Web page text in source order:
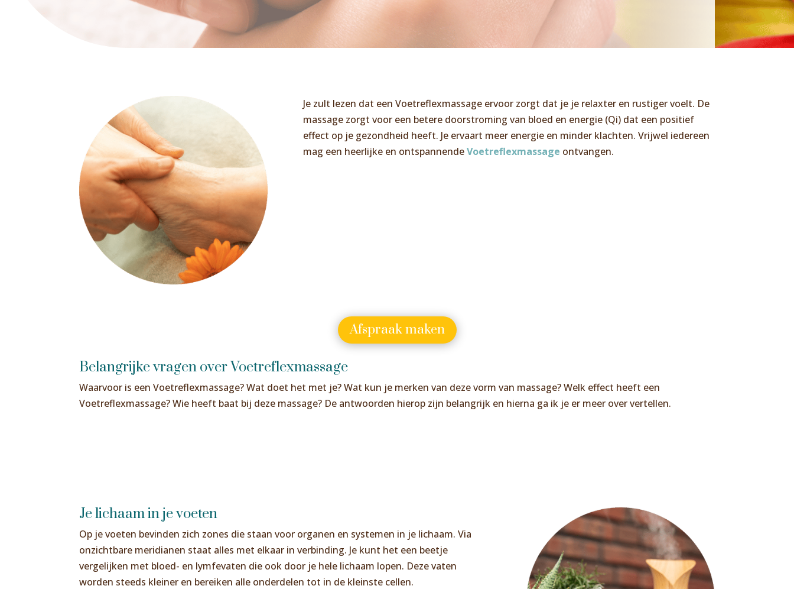
Je zult lezen dat een Voetreflexmassage ervoor zorgt dat je je relaxter en rustiger voelt. De
massage zorgt voor een betere doorstroming van bloed en energie (Qi) dat een positief
effect op je gezondheid heeft. Je ervaart meer energie en minder klachten. Vrijwel iedereen
mag een heerlijke en ontspannendeVoetreflexmassage ontvangen.
Afspraak maken
Belangrijke vragen over Voetreflexmassage
Waarvoor is een Voetreflexmassage? Wat doet het met je? Wat kun je merken van deze vorm van massage? Welk effect heeft een
Voetreflexmassage? Wie heeft baat bij deze massage? De antwoorden hierop zijn belangrijk en hierna ga ik je er meer over vertellen.
Je lichaam in je voeten
Op je voeten bevinden zich zones die staan voor organen en systemen in je lichaam. Via
onzichtbare meridianen staat alles met elkaar in verbinding. Je kunt het een beetje
vergelijken met bloed- en lymfevaten die ook door je hele lichaam lopen. Deze vaten
worden steeds kleiner en bereiken alle onderdelen tot in de kleinste cellen.